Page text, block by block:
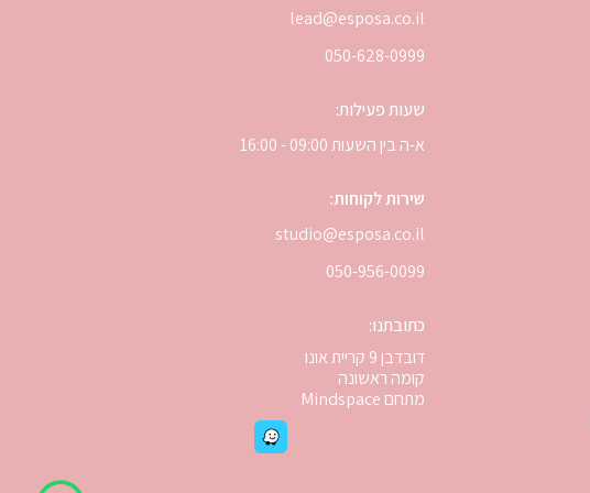
lead@esposa.co.il
050-628-0999
שעות פעילות:
א-ה בין השעות 09:00 - 16:00
שירות לקוחות:
studio@esposa.co.il
050-956-0099
כתובתנו:
דובדבן 9 קריית אונו
קומה ראשונה
מתחם Mindspace